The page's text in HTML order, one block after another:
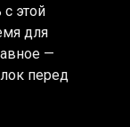
этой
для
—
перед